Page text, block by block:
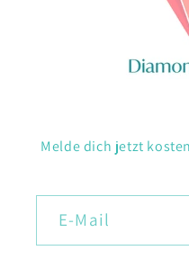
Melde dich jetzt
E-Mail